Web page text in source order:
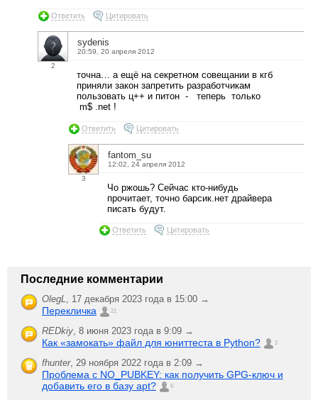
Ответить Цитировать
2
sydenis
20:59, 20 апреля 2012
точна… а ещё на секретном совещании в кгб
приняли закон запретить разработчикам
пользовать ц++ и питон - теперь только
m$ .net !
Ответить Цитировать
3
fantom_su
12:02, 24 апреля 2012
Чо ржошь? Сейчас кто-нибудь
прочитает, точно барсик.нет драйвера
писать будут.
Ответить Цитировать
Последние комментарии
OlegL, 17 декабря 2023 года в 15:00 →
Перекличка 21
REDkiy, 8 июня 2023 года в 9:09 →
Как «замокать» файл для юниттеста в Python? 2
fhunter, 29 ноября 2022 года в 2:09 →
Проблема с NO_PUBKEY: как получить GPG-ключ и
добавить его в базу apt?
6